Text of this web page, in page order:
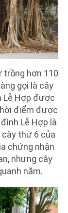
hơn 110
gọi là cây
Lễ Hợp được
điểm được
Lễ Hợp là
cây thứ 6 của
chứng nhận
nhưng cây
năm.